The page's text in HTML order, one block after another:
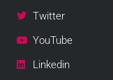
Twitter
YouTube
Linkedin